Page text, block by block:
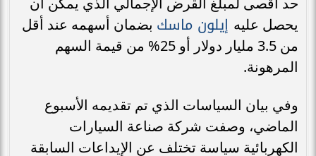
يحصل عليه إيلون ماسك بضمان أسهمه عند أقل
من 3.5 مليار دولار أو 25% من قيمة السهم
المرهونة.
وفي بيان السياسات الذي تم تقديمه الأسبوع
الماضي، وصفت شركة صناعة السيارات
الكهربائية سياسة تختلف عن الإيداعات السابقة